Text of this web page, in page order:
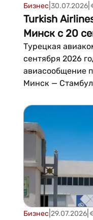
Бизнес 30.07.2026|
Turkish
Минск с 20
Турецкая
сентября 2026
авиасообщение
Минск —
будут
неделю. Первые
стартуют 24 се...
Бизнес 29.07.2026|